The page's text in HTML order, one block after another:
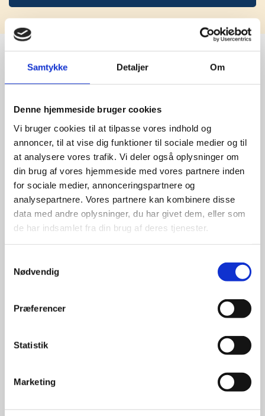
Samtykke Detaljer Om
Denne hjemmeside bruger cookies
Vi bruger cookies til at tilpasse vores indhold og
annoncer, til at vise dig funktioner til sociale medier og til
at analysere vores trafik. Vi deler også oplysninger om
din brug af vores hjemmeside med vores partnere inden
for sociale medier, annonceringspartnere og
analysepartnere. Vores partnere kan kombinere disse
data med andre oplysninger, du har givet dem, eller som
de har indsamlet fra din brug af deres tjenester.
Nødvendig
Præferencer
Statistik
Marketing
Stærke
leverandører
giver større
udvalg
For at sikre høj kvalitet og stor
leveringssikkerhed samarbejder vi
med de største og mest
anerkendte leverandører inden for
promotion.
Udvalget er langt større, så har I en